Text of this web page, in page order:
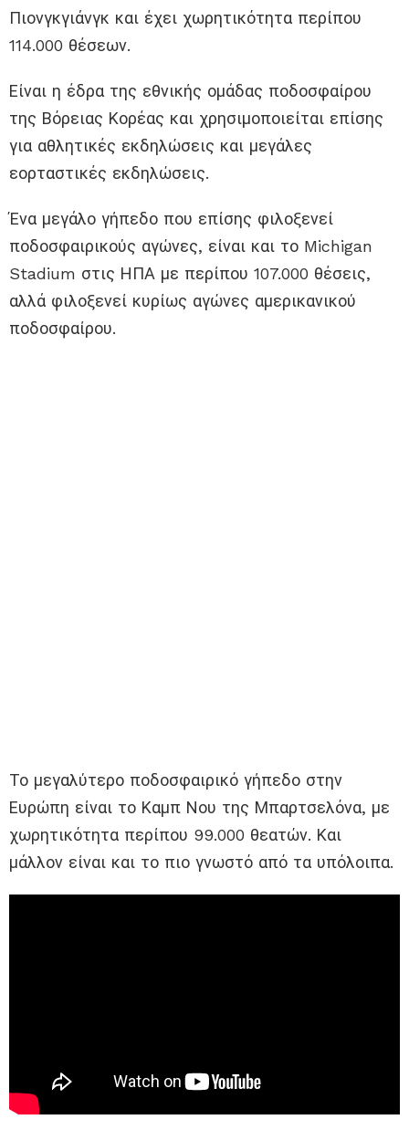
Πιονγκγιάνγκ και έχει χωρητικότητα περίπου
114.000 θέσεων.
Είναι η έδρα της εθνικής ομάδας ποδοσφαίρου
της Βόρειας Κορέας και χρησιμοποιείται επίσης
για αθλητικές εκδηλώσεις και μεγάλες
εορταστικές εκδηλώσεις.
Ένα μεγάλο γήπεδο που επίσης φιλοξενεί
ποδοσφαιρικούς αγώνες, είναι και το Michigan
Stadium στις ΗΠΑ με περίπου 107.000 θέσεις,
αλλά φιλοξενεί κυρίως αγώνες αμερικανικού
ποδοσφαίρου.
Το μεγαλύτερο ποδοσφαιρικό γήπεδο στην
Ευρώπη είναι το Καμπ Νου της Μπαρτσελόνα, με
χωρητικότητα περίπου 99.000 θεατών. Και
μάλλον είναι και το πιο γνωστό από τα υπόλοιπα.